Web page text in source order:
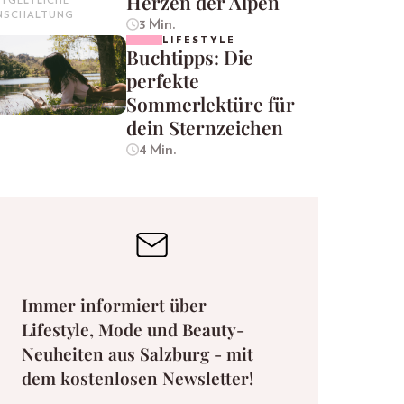
3 Min.
LIFESTYLE
Buchtipps: Die
perfekte
Sommerlektüre für
dein Sternzeichen
4 Min.
Immer informiert über
Lifestyle, Mode und Beauty-
Neuheiten aus Salzburg - mit
dem kostenlosen Newsletter!